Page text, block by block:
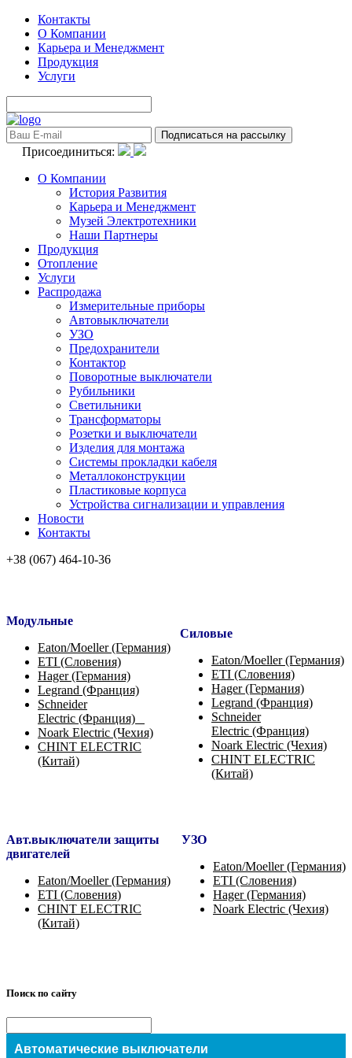
Контакты
О Компании
Карьера и Менеджмент
Продукция
Услуги
Присоединиться:
О Компании
История Развития
Карьера и Менеджмент
Музей Электротехники
Наши Партнеры
Продукция
Отопление
Услуги
Распродажа
Измерительные приборы
Автовыключатели
УЗО
Предохранители
Контактор
Поворотные выключатели
Рубильники
Светильники
Трансформаторы
Розетки и выключатели
Изделия для монтажа
Системы прокладки кабеля
Металлоконcтрукции
Пластиковые корпуса
Устройства сигнализации и управления
Новости
Контакты
+38 (067) 464-10-36
Модульные
Eaton/Moeller (Германия)
ETI (Словения)
Hager (Германия)
Legrand (Франция)
Schneider
Electric (Франция)
Noark Electric (Чехия)
CHINT ELECTRIC
(Китай)
Силовые
Eaton/Moeller (Германия)
ETI (Словения)
Hager (Германия)
Legrand (Франция)
Schneider
Electric (Франция)
Noark Electric (Чехия)
CHINT ELECTRIC
(Китай)
Авт.выключатели защиты
двигателей
Eaton/Moeller (Германия)
ETI (Словения)
CHINT ELECTRIC
(Китай)
УЗО
Eaton/Moeller (Германия)
ETI (Словения)
Hager (Германия)
Noark Electric (Чехия)
Поиск по сайту
Автоматические выключатели